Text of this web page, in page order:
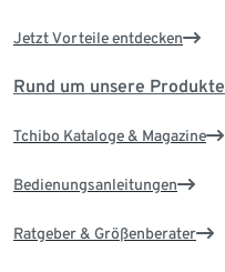
Jetzt Vorteile entdecken
Rund um unsere Produkte
Tchibo Kataloge & Magazine
Bedienungsanleitungen
Ratgeber & Größenberater